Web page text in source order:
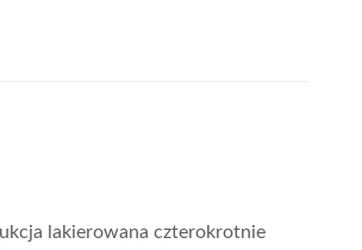
lakierowana czterokrotnie